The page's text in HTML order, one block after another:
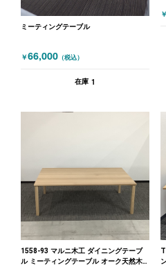
ミーティングテーブル
￥66,000 （税込）
在庫 1
￥
1558-93 マルニ木工 ダイニングテーブ
ル ミーティングテーブル オーク天然木